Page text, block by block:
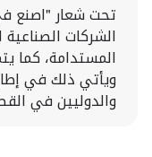
تحت شعار "اصنع
الشركات الصناعية
المستدامة، كما
ويأتي ذلك في
والدوليين في